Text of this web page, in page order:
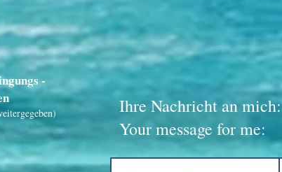
-
Ihre Nachricht an mich:
Your message for me: